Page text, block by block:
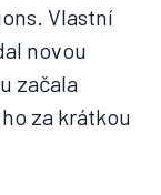
Vlastní
novou
začala
za krátkou